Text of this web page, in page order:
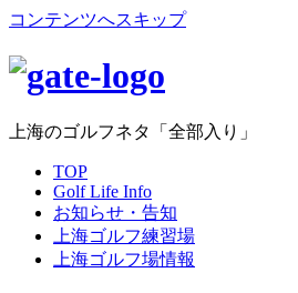
コンテンツへスキップ
上海のゴルフネタ「全部入り」
TOP
Golf Life Info
お知らせ・告知
上海ゴルフ練習場
上海ゴルフ場情報